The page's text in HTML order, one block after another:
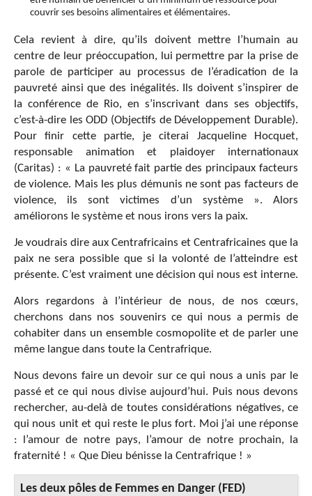
couvrir ses besoins alimentaires et élémentaires.
Cela revient à dire, qu’ils doivent mettre l’humain au
centre de leur préoccupation, lui permettre par la prise de
parole de participer au processus de l’éradication de la
pauvreté ainsi que des inégalités. Ils doivent s’inspirer de
la conférence de Rio, en s’inscrivant dans ses objectifs,
c’est-à-dire les ODD (Objectifs de Développement Durable).
Pour finir cette partie, je citerai Jacqueline Hocquet,
responsable animation et plaidoyer internationaux
(Caritas) : « La pauvreté fait partie des principaux facteurs
de violence. Mais les plus démunis ne sont pas facteurs de
violence, ils sont victimes d’un système ». Alors
améliorons le système et nous irons vers la paix.
Je voudrais dire aux Centrafricains et Centrafricaines que la
paix ne sera possible que si la volonté de l’atteindre est
présente. C’est vraiment une décision qui nous est interne.
Alors regardons à l’intérieur de nous, de nos cœurs,
cherchons dans nos souvenirs ce qui nous a permis de
cohabiter dans un ensemble cosmopolite et de parler une
même langue dans toute la Centrafrique.
Nous devons faire un devoir sur ce qui nous a unis par le
passé et ce qui nous divise aujourd’hui. Puis nous devons
rechercher, au-delà de toutes considérations négatives, ce
qui nous unit et qui reste le plus fort. Moi j’ai une réponse
: l’amour de notre pays, l’amour de notre prochain, la
fraternité ! « Que Dieu bénisse la Centrafrique ! »
Les deux pôles de Femmes en Danger (FED)